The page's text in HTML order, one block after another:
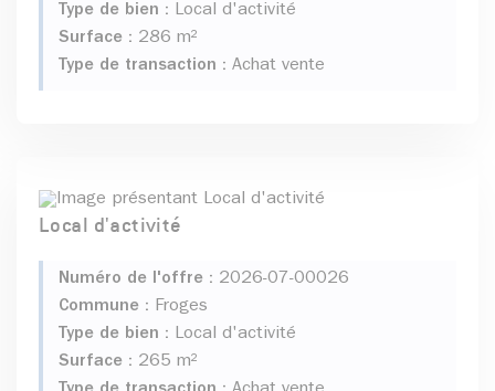
Type de bien : Local d'activité
Surface : 286 m²
Type de transaction : Achat vente
Local d'activité
Numéro de l'offre : 2026-07-00026
Commune : Froges
Type de bien : Local d'activité
Surface : 265 m²